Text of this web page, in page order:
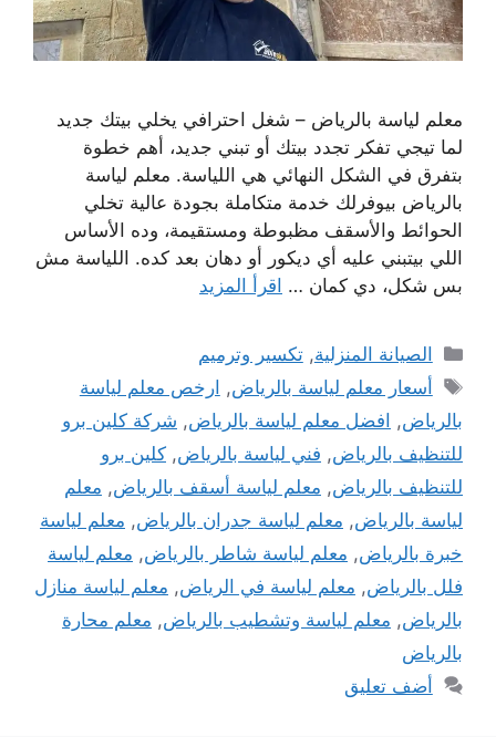
معلم لياسة بالرياض – شغل احترافي يخلي بيتك جديد
لما تيجي تفكر تجدد بيتك أو تبني جديد، أهم خطوة
بتفرق في الشكل النهائي هي اللياسة. معلم لياسة
بالرياض بيوفرلك خدمة متكاملة بجودة عالية تخلي
الحوائط والأسقف مظبوطة ومستقيمة، وده الأساس
اللي بيتبني عليه أي ديكور أو دهان بعد كده. اللياسة مش
بس شكل، دي كمان … اقرأ المزيد
التصنيفات
الصيانة المنزلية,تكسير وترميم
الوسوم
أسعار معلم لياسة بالرياض, ارخص معلم لياسة
بالرياض, افضل معلم لياسة بالرياض, شركة كلين برو
للتنظيف بالرياض, فني لياسة بالرياض, كلين برو
للتنظيف بالرياض, معلم لياسة أسقف بالرياض, معلم
لياسة بالرياض, معلم لياسة جدران بالرياض, معلم لياسة
خبرة بالرياض, معلم لياسة شاطر بالرياض, معلم لياسة
فلل بالرياض, معلم لياسة في الرياض, معلم لياسة منازل
بالرياض, معلم لياسة وتشطيب بالرياض, معلم محارة
بالرياض
أضف تعليق